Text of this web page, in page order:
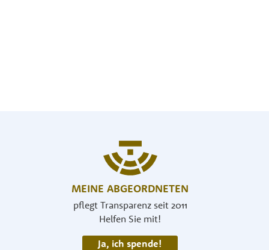
MEINE ABGEORDNETEN
pflegt Transparenz seit 2011
Helfen Sie mit!
Ja, ich spende!